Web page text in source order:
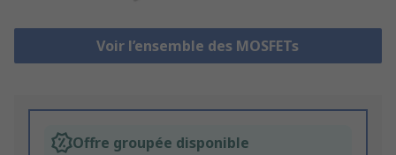
Voir l’ensemble des MOSFETs
Offre groupée disponible